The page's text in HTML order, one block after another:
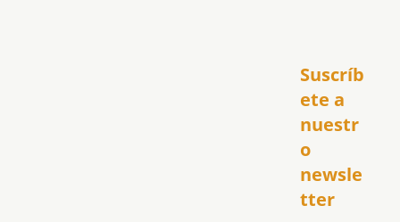
Suscríb
ete a
nuestr
o
newsle
tter